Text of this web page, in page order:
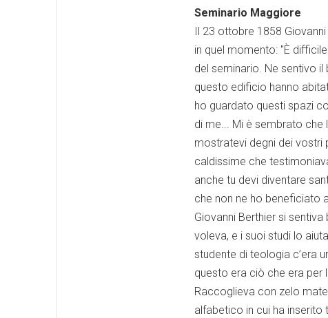
Seminario Maggiore
Il 23 ottobre 1858
in quel momento: "È
del seminario. Ne sentivo
questo edificio hanno
ho guardato questi spazi
di me... Mi è sembrato
mostratevi degni dei vostri
caldissime che
anche tu devi diventare
che non ne ho beneficiato
Giovanni Berthier si
voleva, e i suoi studi lo
studente di teologia c’era
questo era ciò che era per
Raccoglieva con zelo
alfabetico in cui ha inserito